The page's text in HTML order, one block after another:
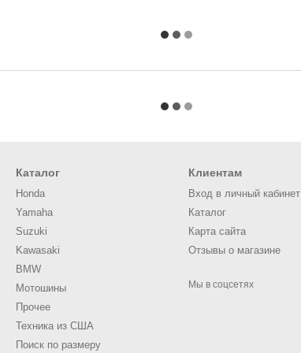
Каталог
Honda
Yamaha
Suzuki
Kawasaki
BMW
Мотошины
Прочее
Техника из США
Поиск по размеру
Клиентам
Вход в личный кабинет
Каталог
Карта сайта
Отзывы о магазине
Мы в соцсетях